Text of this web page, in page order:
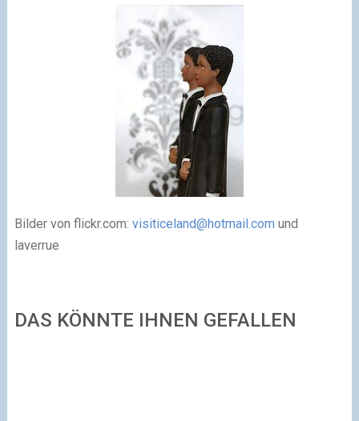
Bilder von flickr.com: visiticeland@hotmail.com und
laverrue
DAS KÖNNTE IHNEN GEFALLEN